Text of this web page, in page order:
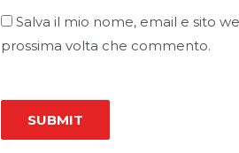
Salva il mio nome, email e sito
prossima volta che commento.